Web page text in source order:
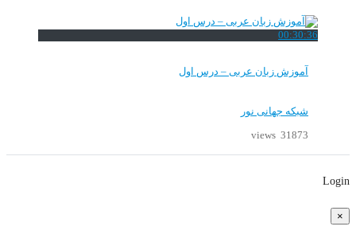
00:30:36
آموزش زبان عربی – درس اول
شبکه جهانی نور
31873 views
Login
×